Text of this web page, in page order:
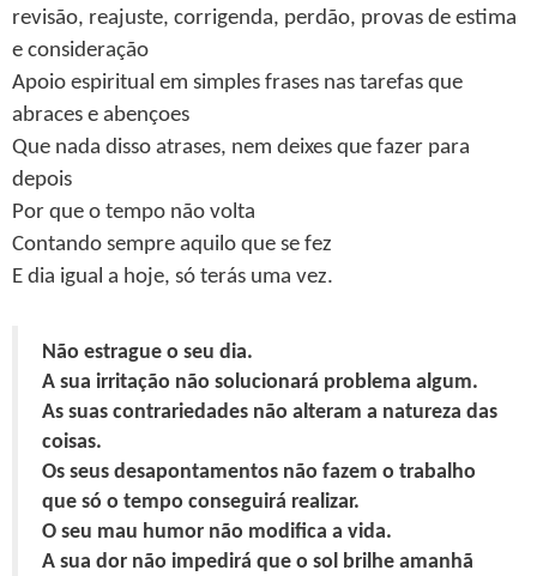
revisão, reajuste, corrigenda, perdão, provas de estima
e consideração
Apoio espiritual em simples frases nas tarefas que
abraces e abençoes
Que nada disso atrases, nem deixes que fazer para
depois
Por que o tempo não volta
Contando sempre aquilo que se fez
E dia igual a hoje, só terás uma vez.
Não estrague o seu dia.
A sua irritação não solucionará problema algum.
As suas contrariedades não alteram a natureza das
coisas.
Os seus desapontamentos não fazem o trabalho
que só o tempo conseguirá realizar.
O seu mau humor não modifica a vida.
A sua dor não impedirá que o sol brilhe amanhã